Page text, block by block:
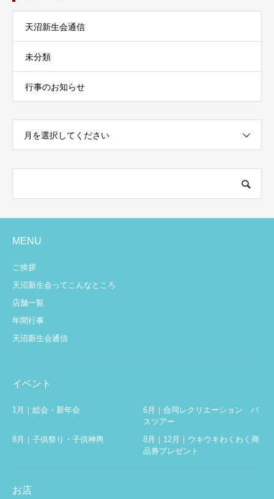
天沼新生会通信
未分類
行事のお知らせ
月を選択してください
MENU
ご挨拶
天沼新生会ってこんなところ
店舗一覧
年間行事
天沼新生会通信
イベント
1月｜総会・新年会
6月｜合同レクリエーション バ
スツアー
8月｜子供祭り・子供神輿
8月｜12月｜ウキウキわくわく商
品券プレゼント
お店